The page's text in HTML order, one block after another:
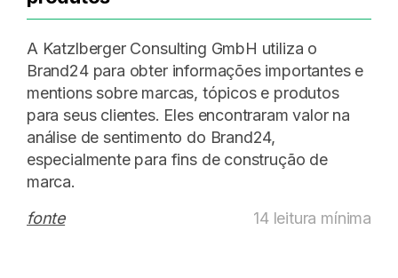
A Katzlberger Consulting GmbH utiliza o
Brand24 para obter informações importantes e
mentions sobre marcas, tópicos e produtos
para seus clientes. Eles encontraram valor na
análise de sentimento do Brand24,
especialmente para fins de construção de
marca.
fonte
14 leitura mínima